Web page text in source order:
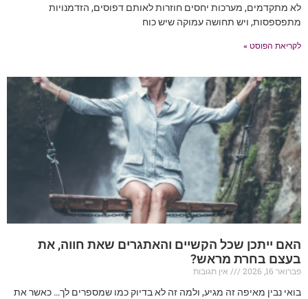
לא מתקדמים, מערכות יחסים חוזרות לאותם דפוסים, הזדמנויות
מתפספסות, ויש תחושה עמוקה שיש כוח
לקריאת הפוסט »
האם ייתכן שכל הקשיים והאתגרים שאת חווה, את
בעצם בחרת מראש?
פברואר 16, 2026
אין תגובות
בואי נבין מאיפה זה מגיע, ולמה זה לא בדיוק כמו שמספרים לך… כאשר את